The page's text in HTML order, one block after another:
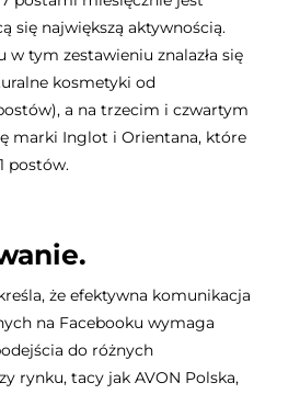
się największą aktywnością.
tym zestawieniu znalazła się
kosmetyki od
a na trzecim i czwartym
marki Inglot i Orientana, które
postów.
że efektywna komunikacja
na Facebooku wymaga
do różnych
rynku, tacy jak AVON Polska,